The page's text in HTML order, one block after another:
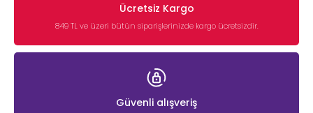
Ücretsiz Kargo
849 TL ve üzeri bütün siparişlerinizde kargo ücretsizdir.
Güvenli alışveriş